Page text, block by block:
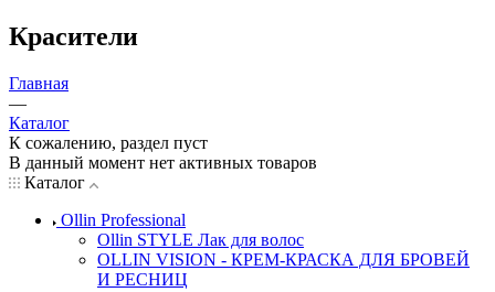
Красители
Главная
—
Каталог
К сожалению, раздел пуст
В данный момент нет активных товаров
Каталог
Ollin Professional
Ollin STYLE Лак для волос
OLLIN VISION - КРЕМ-КРАСКА ДЛЯ БРОВЕЙ
И РЕСНИЦ